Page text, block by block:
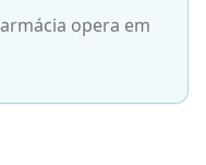
opera em